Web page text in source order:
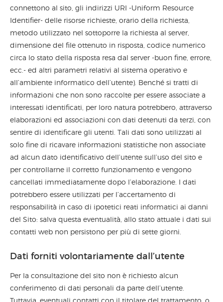
connettono al sito, gli indirizzi URI -Uniform Resource
Identifier- delle risorse richieste, orario della richiesta,
metodo utilizzato nel sottoporre la richiesta al server,
dimensione del file ottenuto in risposta, codice numerico
circa lo stato della risposta resa dal server -buon fine, errore,
ecc.- ed altri parametri relativi al sistema operativo e
all’ambiente informatico dell’utente). Benché si tratti di
informazioni che non sono raccolte per essere associate a
interessati identificati, per loro natura potrebbero, attraverso
elaborazioni ed associazioni con dati detenuti da terzi, con
sentire di identificare gli utenti. Tali dati sono utilizzati al
solo fine di ricavare informazioni statistiche non associate
ad alcun dato identificativo dell’utente sull’uso del sito e
per controllarne il corretto funzionamento e vengono
cancellati immediatamente dopo l’elaborazione. I dati
potrebbero essere utilizzati per l’accertamento di
responsabilità in caso di ipotetici reati informatici ai danni
del Sito: salva questa eventualità, allo stato attuale i dati sui
contatti web non persistono per più di sette giorni.
Dati forniti volontariamente dall’utente
Per la consultazione del sito non è richiesto alcun
conferimento di dati personali da parte dell’utente.